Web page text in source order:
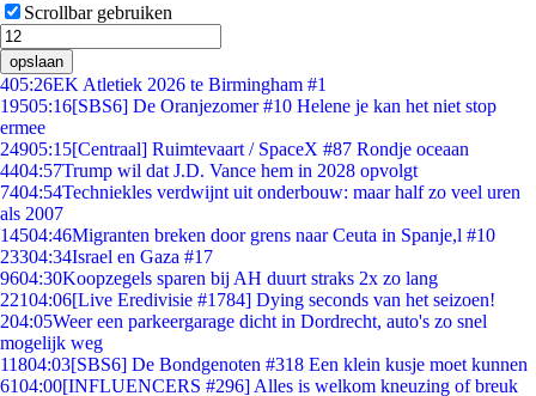
Scrollbar gebruiken
opslaan
405:26EK Atletiek 2026 te Birmingham #1
19505:16[SBS6] De Oranjezomer #10 Helene je kan het niet stop
ermee
24905:15[Centraal] Ruimtevaart / SpaceX #87 Rondje oceaan
4404:57Trump wil dat J.D. Vance hem in 2028 opvolgt
7404:54Techniekles verdwijnt uit onderbouw: maar half zo veel uren
als 2007
14504:46Migranten breken door grens naar Ceuta in Spanje,l #10
23304:34Israel en Gaza #17
9604:30Koopzegels sparen bij AH duurt straks 2x zo lang
22104:06[Live Eredivisie #1784] Dying seconds van het seizoen!
204:05Weer een parkeergarage dicht in Dordrecht, auto's zo snel
mogelijk weg
11804:03[SBS6] De Bondgenoten #318 Een klein kusje moet kunnen
6104:00[INFLUENCERS #296] Alles is welkom kneuzing of breuk